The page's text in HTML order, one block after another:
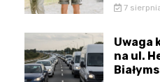
7
Uwaga
na ul.